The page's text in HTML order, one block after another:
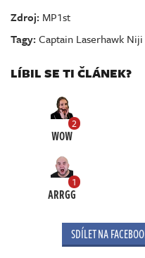
Zdroj: MP1st
Tagy:Captain Laserhawk
LÍBIL SE TI ČLÁNEK?
2
WOW
1
ARRGG
SDÍLET NA